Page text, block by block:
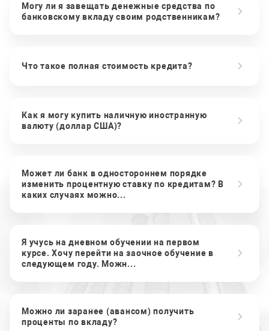
Могу ли я завещать денежные средства по
банковскому вкладу своим родственникам?
Что такое полная стоимость кредита?
Как я могу купить наличную иностранную
валюту (доллар США)?
Может ли банк в одностороннем порядке
изменить процентную ставку по кредитам? В
каких случаях можно...
Я учусь на дневном обучении на первом
курсе. Хочу перейти на заочное обучение в
следующем году. Можн...
Можно ли заранее (авансом) получить
проценты по вкладу?